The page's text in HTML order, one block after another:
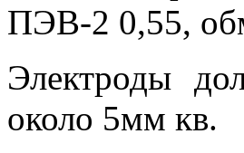
ПЭВ-2 0,55,
Электроды
около 5мм кв.